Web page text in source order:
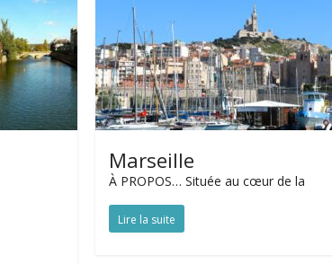
Marseille
À PROPOS… Située au cœur de la
Lire la suite